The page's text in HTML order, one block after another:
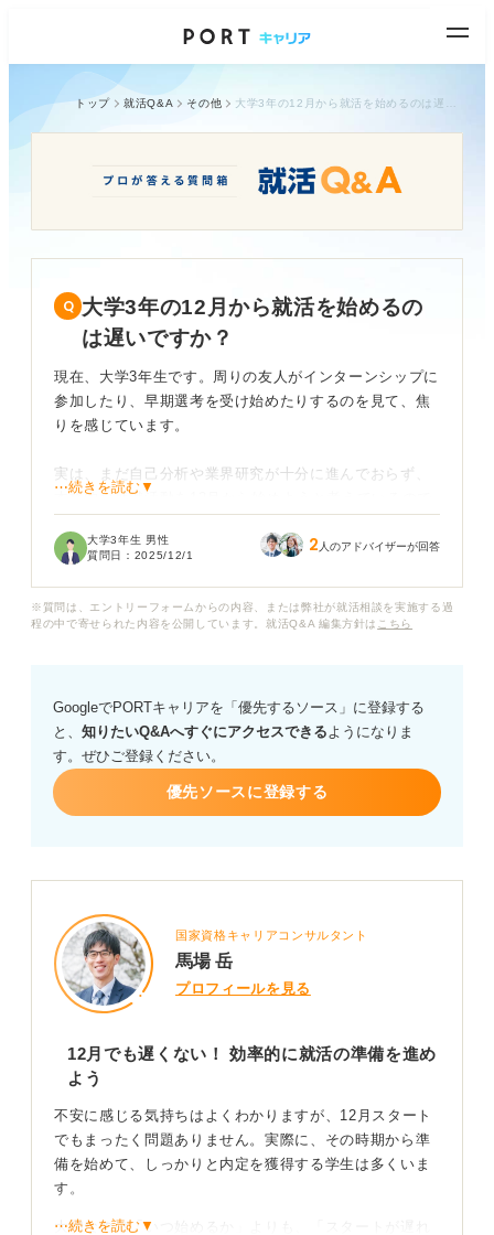
トップ 就活Q&A その他
大学3年の12月から就活を始めるの
は遅いですか？
現在、大学3年生です。周りの友人がインターンシップに
参加したり、早期選考を受け始めたりするのを見て、焦
りを感じています。
実は、まだ自己分析や業界研究が十分に進んでおらず、
本格的な就職活動を12月から始めようと考えているので
⋯続きを読む▼
大学3年生 男性
質問日： 2025/12/1 2 人のアドバイザーが回答
※質問は、エントリーフォームからの内容、または弊社が就活相談を実施する過
程の中で寄せられた内容を公開しています。就活Q&A 編集方針は こちら
GoogleでPORTキャリアを「優先するソース」に登録する
と、 知りたいQ&Aへすぐにアクセスできるようになりま
す。ぜひご登録ください。
優先ソースに登録する
国家資格キャリアコンサルタント
馬場 岳
プロフィールを見る
12月でも遅くない！ 効率的に就活の準備を進め
よう
不安に感じる気持ちはよくわかりますが、12月スタート
でもまったく問題ありません。実際に、その時期から準
備を始めて、しっかりと内定を獲得する学生は多くいま
す。
大切なのは「いつ始めるか」よりも、「スタートが遅れ
⋯続きを読む▼